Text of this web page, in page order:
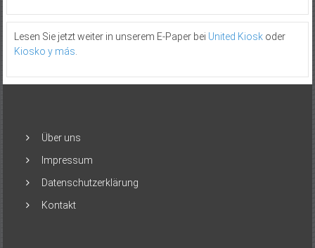
Lesen Sie jetzt weiter in unserem E-Paper bei United Kioskoder
Kiosko y más
Über uns
Impressum
Datenschutzerklärung
Kontakt